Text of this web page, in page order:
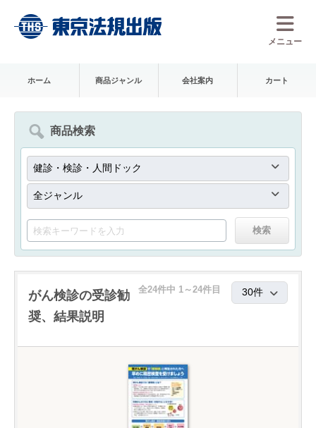
メニュー
ホーム 商品ジャンル 会社案内 カート
商品検索
全24件中 1～24件目
がん検診の受診勧
奨、結果説明